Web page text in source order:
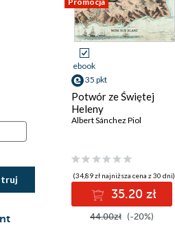
ebook
35 pkt
Potwór ze Świętej
Heleny
Albert Sánchez Piol
(34,89 zł najniższa cena z 30 dni)
35.20 zł
44.00zł (-20%)